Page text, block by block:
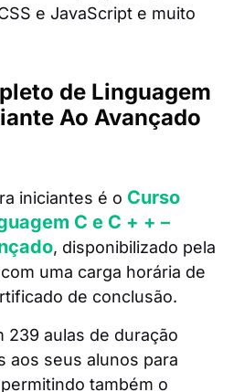
e JavaScript e muito
de Linguagem
Ao Avançado
iniciantes é o Curso
C e C + + –
, disponibilizado pela
uma carga horária de
de conclusão.
239 aulas de duração
aos seus alunos para
também o